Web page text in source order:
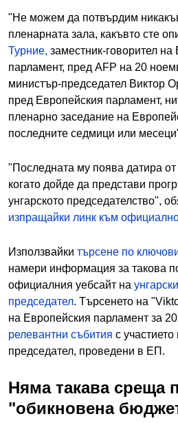
"Не можем да потвърдим
пленарната зала, какъвто сте
Турние, заместник-говорител на
парламент, пред AFP на 20
министър-председател Виктор
пред Европейския парламент,
пленарно заседание на
последните седмици или
"Последната му поява датира от
когато дойде да представи
унгарското председателство",
изпращайки линк към
Използвайки търсене по
намери информация за такова
официалния уебсайт на
председател. Търсенето на
на Европейския парламент за
релевантни събития с
председател, проведени в ЕП.
Няма такава среща
"обикновена